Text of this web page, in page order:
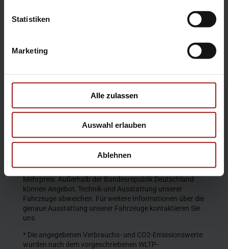
Statistiken
Marketing
Alle zulassen
Auswahl erlauben
Ablehnen
Garantie
Die Produktbeschreibungen und Abbildungen enthalten
teilweise auch Sonderausstattungen, die nicht zum
entspricht dem Stand bei Veröffentlichung. Wir behalten
Die abgebildeten Farben geben den wirklichen Farbton nur
annähernd wieder. Gezeigte Sonderausstattungen gegen
Mehrpreis. Außerhalb der Bundesrepublik Deutschland
können Angebot, Technik und Ausstattung unserer
Fahrzeuge abweichen. Für weitere Informationen über die
genaue Ausstattung unserer Fahrzeuge kontaktieren Sie
uns.
* Die angegebenen Verbrauchs- und CO2-Emissionswerte
wurden nach dem vorgeschriebenen WLTP-